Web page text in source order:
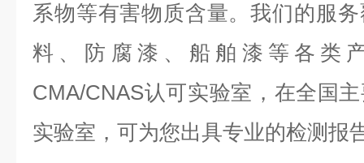
系物等有害物质含量。我们的服
料、防腐漆、船舶漆等各类
CMA/CNAS认可实验室，在全国
实验室，可为您出具专业的检测报